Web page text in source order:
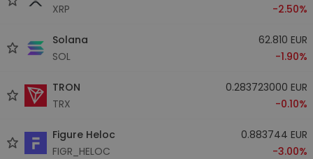
XRP
-2.50%
Solana
SOL
62.810 EUR
-1.90%
TRON
TRX
0.283723000 EUR
-0.10%
Figure Heloc
FIGR_HELOC
0.883744 EUR
-3.00%